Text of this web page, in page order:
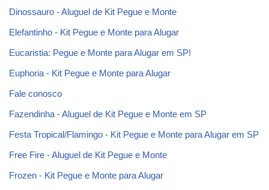
Dinossauro - Aluguel de Kit Pegue e Monte
Elefantinho - Kit Pegue e Monte para Alugar
Eucaristia: Pegue e Monte para Alugar em SP!
Euphoria - Kit Pegue e Monte para Alugar
Fale conosco
Fazendinha - Aluguel de Kit Pegue e Monte em SP
Festa Tropical/Flamingo - Kit Pegue e Monte para Alugar em SP
Free Fire - Aluguel de Kit Pegue e Monte
Frozen - Kit Pegue e Monte para Alugar